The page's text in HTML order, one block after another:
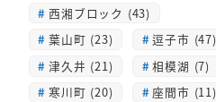
西湘ブロック (43)
葉山町 (23)
逗子市 (47)
津久井 (21)
相模湖 (7)
寒川町 (20)
座間市 (11)